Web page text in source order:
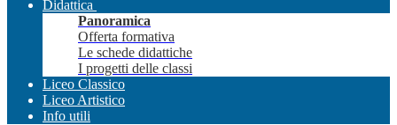
Didattica
Panoramica
Offerta formativa
Le schede didattiche
I progetti delle classi
Liceo Classico
Liceo Artistico
Info utili